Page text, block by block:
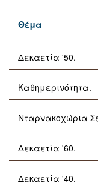
Θέμα
Δεκαετία '50.
Καθημερινότητα.
Νταρνακοχώρια
Δεκαετία '60.
Δεκαετία '40.